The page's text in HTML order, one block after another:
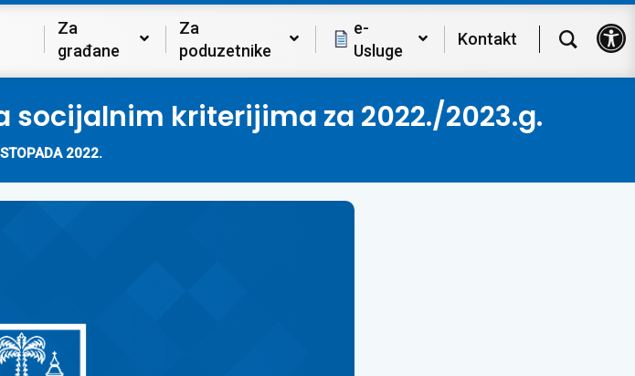
Za
građane
Za
poduzetnike
e-
Usluge
Kontakt
kriterijima za 2022./2023.g.
2022.